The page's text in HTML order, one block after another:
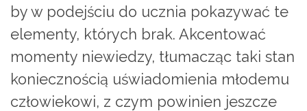
by w podejściu do ucznia pokazywać te
elementy, których brak. Akcentować
momenty niewiedzy, tłumacząc taki stan
koniecznością uświadomienia młodemu
człowiekowi, z czym powinien jeszcze